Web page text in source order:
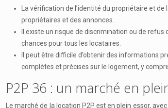
La vérification de l’identité du propriétaire et
propriétaires et des annonces.
Il existe un risque de discrimination ou de
chances pour tous les locataires.
Il peut être difficile d’obtenir des informations
complètes et précises sur le logement, y
P2P 36 : un marché en
Le marché de la location P2P est en plein essor,